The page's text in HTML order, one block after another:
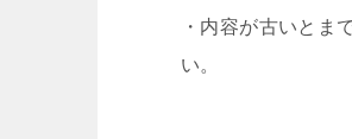
・内容が古いとま
い。